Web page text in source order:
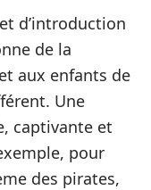
d’introduction
de la
aux enfants de
Une
captivante et
pour
des pirates,